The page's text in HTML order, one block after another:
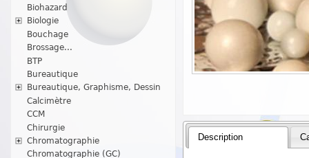
Biohazard
Biologie
Bouchage
Brossage...
BTP
Bureautique
Bureautique, Graphisme, Dessin
Calcimètre
CCM
Chirurgie
Chromatographie
Chromatographie (GC)
Description